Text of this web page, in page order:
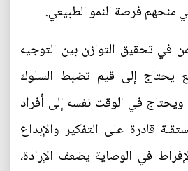
منحهم فرصة النمو الطبيعي.
في تحقيق التوازن بين التوجيه
يحتاج إلى قيم تضبط السلوك
في الوقت نفسه إلى أفراد
قادرة على التفكير والإبداع
في الوصاية يضعف الإرادة،